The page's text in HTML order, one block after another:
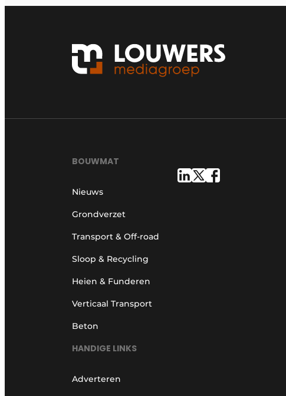
BOUWMAT
Nieuws
Grondverzet
Transport & Off-road
Sloop & Recycling
Heien & Funderen
Verticaal Transport
Beton
HANDIGE LINKS
Adverteren